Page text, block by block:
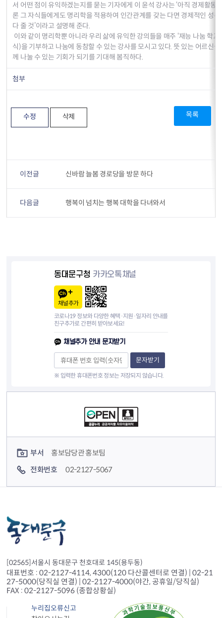
서 어떤 점이 유익하겠는지를 묻는 기자에게 이 윤석 강사는 ‘아직 경제활동
론 그 자식들에게도 명리학을 적용하여 인간관계를 갖는 다면 경제적인 성
다 줄 것’이라고 설명해 준다.
이와 같이 명리학뿐 아니라 우리 삶에 유익한 강의들을 매주 ‘재능 나눔 학
식)을 기부하고 나눔에 동참할 수 있는 강사를 모시고 있다. 뜻 있는 어르신
께 나눌 수 있는 기회가 되기를 기대해 봄직하다.
첨부
수정 삭제 목록
이전글 신바람 늘봄 경로당을 방문 하다
다음글 행복이 넘치는 행복 대학을 다녀와서
동대문구청 카카오톡채널
채널추가
코로나19 정보와 다양한 혜택·지원·일자리 안내를
친구추가로 간편히 받아보세요!
채널추가 안내 문자받기
문자받기
※ 입력한 휴대폰번호 정보는 저장되지 않습니다.
부서
홍보담당관 홍보팀
전화번호
02-2127-5067
[02565]서울시 동대문구 천호대로 145(용두동)
대표번호 : 02-2127-4114, 4300(120 다산콜센터로 연결) | 02-21
27-5000(당직실 연결) | 02-2127-4000(야간, 공휴일/당직실)
FAX : 02-2127-5096 (종합상황실)
누리집오류신고